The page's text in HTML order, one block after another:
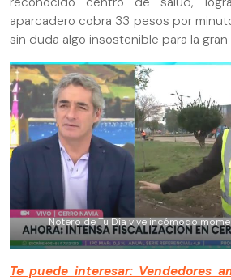
aparcadero cobra 33 pesos por
sin duda algo insostenible para la
Notero de Tu Día vive incómodo
Te puede interesar: Vendedores